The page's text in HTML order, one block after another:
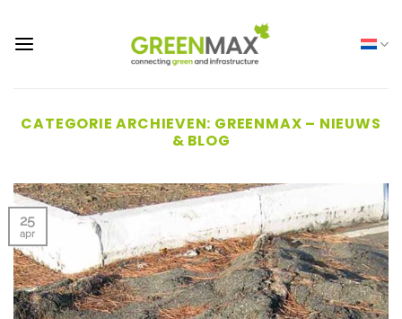
naar
inhoud
CATEGORIE ARCHIEVEN: GREENMAX – NIEUWS
& BLOG
25
apr